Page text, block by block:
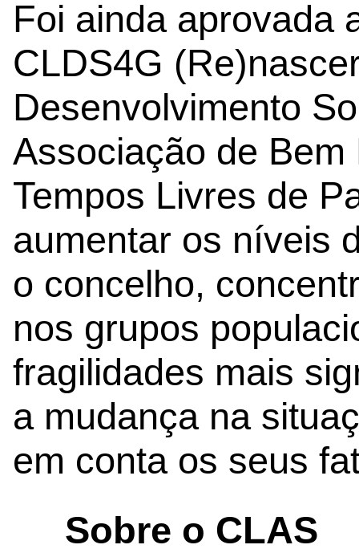
Foi ainda aprovada
CLDS4G
Desenvolvimento
Associação de
Tempos Livres de
aumentar os níveis
o concelho,
nos grupos
fragilidades mais
a mudança na
em conta os seus
Sobre o CLAS